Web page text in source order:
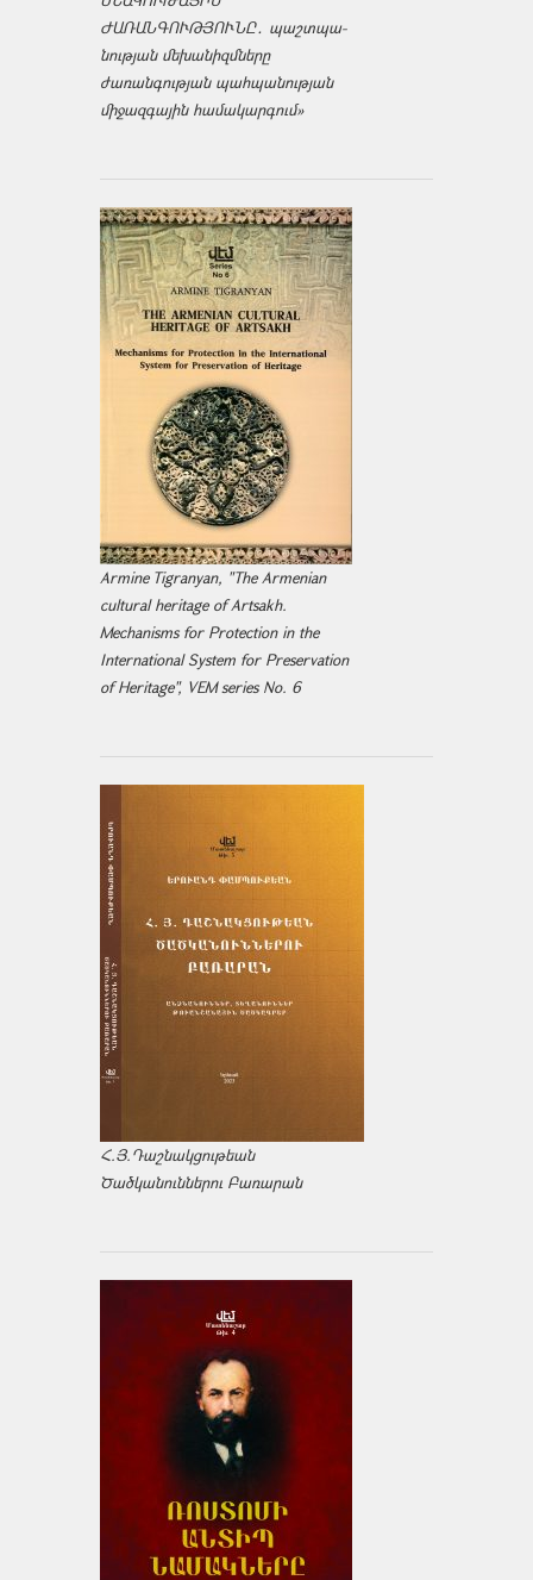
ԺԱՌԱՆԳՈՒԹՅՈՒՆԸ․ պաշտպա­
նության մեխանիզմները
ժառանգության պահպանության
միջազ­գային համակարգում»
Armine Tigranyan, "The Armenian
cultural heritage of Artsakh.
Mechanisms for Protection in the
International System for Preservation
of Heritage", VEM series No. 6
Հ.Յ.Դաշնակցութեան
Ծածկանուններու Բառարան